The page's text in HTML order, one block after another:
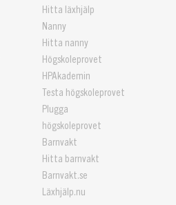
Hitta läxhjälp
Nanny
Hitta nanny
Högskoleprovet
HPAkademin
Testa högskoleprovet
Plugga
högskoleprovet
Barnvakt
Hitta barnvakt
Barnvakt.se
Läxhjälp.nu